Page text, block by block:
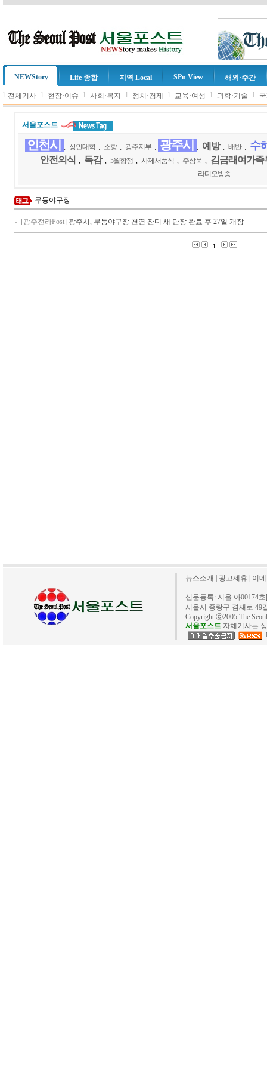
NEWStory Life 종합 지역 Local SPn View 해외·주간
l 전체기사 l 현장·이슈 l 사회·복지 l 정치·경제 l 교육·여성 l 과학·기술 l
서울포스트
인천시 상인대학 소향 광주지부 광주시 예방 배반 수
안전의식 독감 5월항쟁 사제서품식 주상욱 김금래여가족
라디오방송
무등야구장
[광주전라Post] 광주시, 무등야구장 천연 잔디 새 단장 완료 후 27일 개장
1
뉴스소개 광고제휴 이
신문등록: 서울 아00174
서울시 중랑구 겸재로 49
Copyright ⓒ2005 The
서울포스트 자체기사는